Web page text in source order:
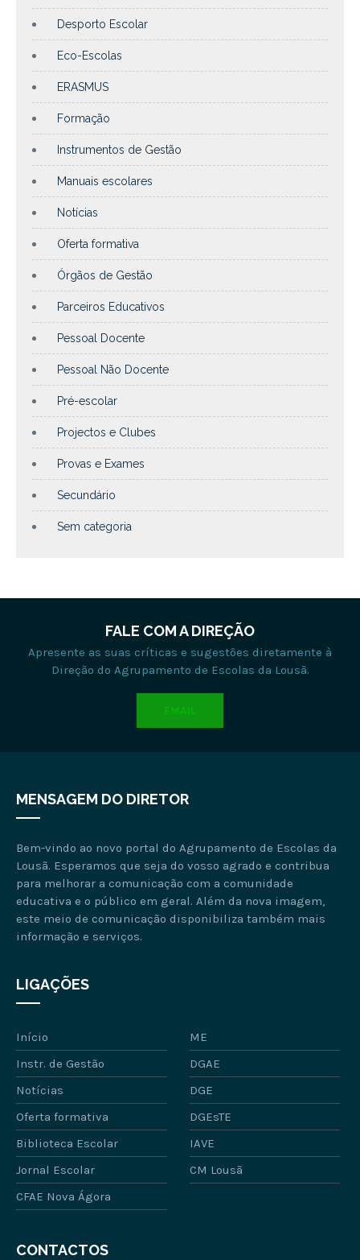
Desporto Escolar
Eco-Escolas
ERASMUS
Formação
Instrumentos de Gestão
Manuais escolares
Notícias
Oferta formativa
Órgãos de Gestão
Parceiros Educativos
Pessoal Docente
Pessoal Não Docente
Pré-escolar
Projectos e Clubes
Provas e Exames
Secundário
Sem categoria
FALE COM A DIREÇÃO
Apresente as suas críticas e sugestões diretamente à
Direção do Agrupamento de Escolas da Lousã.
EMAIL
MENSAGEM DO DIRETOR
Bem-vindo ao novo portal do Agrupamento de Escolas da
Lousã. Esperamos que seja do vosso agrado e contribua
para melhorar a comunicação com a comunidade
educativa e o público em geral. Além da nova imagem,
este meio de comunicação disponibiliza também mais
informação e serviços.
LIGAÇÕES
Início
ME
Instr. de Gestão
DGAE
Notícias
DGE
Oferta formativa
DGEsTE
Biblioteca Escolar
IAVE
Jornal Escolar
CM Lousã
CFAE Nova Ágora
CONTACTOS